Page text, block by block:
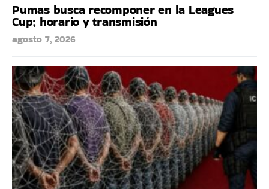
Pumas busca recomponer en la Leagues
Cup; horario y transmisión
agosto 7, 2026